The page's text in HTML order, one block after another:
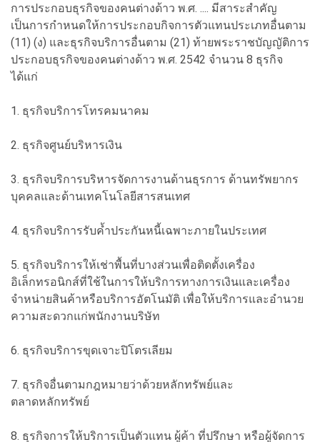
การประกอบธุรกิจของคนต่างด้าว พ.ศ. .... มีสาระสำคัญ
เป็นการกำหนดให้การประกอบกิจการตัวแทนประเภทอื่นตาม
(11) (ง) และธุรกิจบริการอื่นตาม (21) ท้ายพระราชบัญญัติการ
ประกอบธุรกิจของคนต่างด้าว พ.ศ. 2542 จำนวน 8 ธุรกิจ
ได้แก่
1. ธุรกิจบริการโทรคมนาคม
2. ธุรกิจศูนย์บริหารเงิน
3. ธุรกิจบริการบริหารจัดการงานด้านธุรการ ด้านทรัพยากร
บุคคลและด้านเทคโนโลยีสารสนเทศ
4. ธุรกิจบริการรับค้ำประกันหนี้เฉพาะภายในประเทศ
5. ธุรกิจบริการให้เช่าพื้นที่บางส่วนเพื่อติดตั้งเครื่อง
อิเล็กทรอนิกส์ที่ใช้ในการให้บริการทางการเงินและเครื่อง
จำหน่ายสินค้าหรือบริการอัตโนมัติ เพื่อให้บริการและอำนวย
ความสะดวกแก่พนักงานบริษัท
6. ธุรกิจบริการขุดเจาะปิโตรเลียม
7. ธุรกิจอื่นตามกฎหมายว่าด้วยหลักทรัพย์และ
ตลาดหลักทรัพย์
8. ธุรกิจการให้บริการเป็นตัวแทน ผู้ค้า ที่ปรึกษา หรือผู้จัดการ